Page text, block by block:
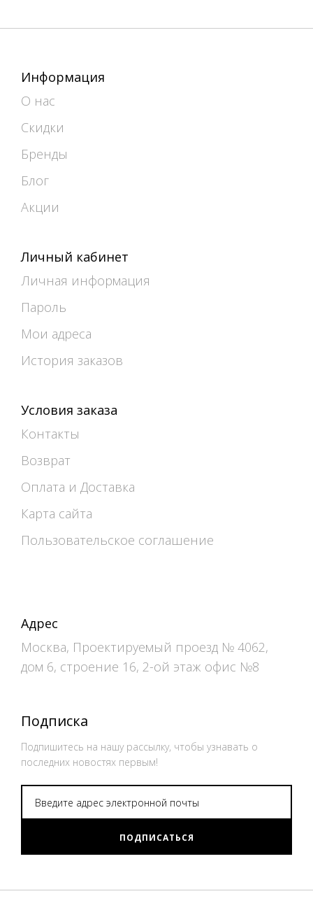
Информация
О нас
Скидки
Бренды
Блог
Акции
Личный кабинет
Личная информация
Пароль
Мои адреса
История заказов
Условия заказа
Контакты
Возврат
Оплата и Доставка
Карта сайта
Пользовательское соглашение
Адрес
Москва, Проектируемый проезд № 4062,
дом 6, строение 16, 2-ой этаж офис №8
Подписка
Подпишитесь на нашу рассылку, чтобы узнавать о
последних новостях первым!
ПОДПИСАТЬСЯ